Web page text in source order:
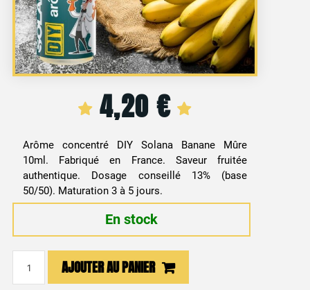
4,20 €
Arôme concentré DIY Solana Banane Mûre
10ml. Fabriqué en France. Saveur fruitée
authentique. Dosage conseillé 13% (base
50/50). Maturation 3 à 5 jours.
En stock
AJOUTER AU PANIER